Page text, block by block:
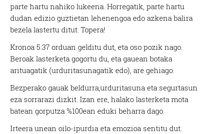
parte hartu nahiko lukeena. Horregatik, parte hartu
dudan edizio guztietan lehenengoa edo azkena balira
bezela lastertu ditut. Topera!
Kronoa 5:37 orduan gelditu dut, eta oso pozik nago.
Beroak lasterketa gogortu du, eta gauean botaka
arituagatik (urduritasunagatik edo), are gehiago.
Bezperako gauak beldurra,urduritasuna eta segurtasun
eza sorrarazi dizkit. Izan ere, halako lasterketa mota
batean gorputza %100ean eduki beharra dago.
Irteera unean oilo-ipurdia eta emozioa sentitu dut.